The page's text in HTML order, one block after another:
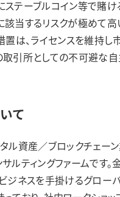
ステーブルコイン等で賭け
当するリスクが極めて高
置は、ライセンスを維持し
取引所としての不可避な
て
ル資産／ブロックチェー
ルティングファームです。
ジネスを手掛けるグロー